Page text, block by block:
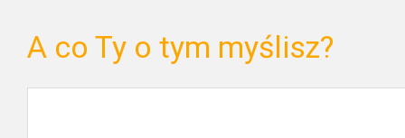
A co Ty o tym myślisz?